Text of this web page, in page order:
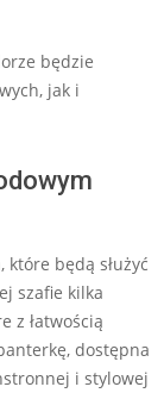
będzie
jak i
będą służyć
szafie kilka
z łatwością
dostępna
i stylowej